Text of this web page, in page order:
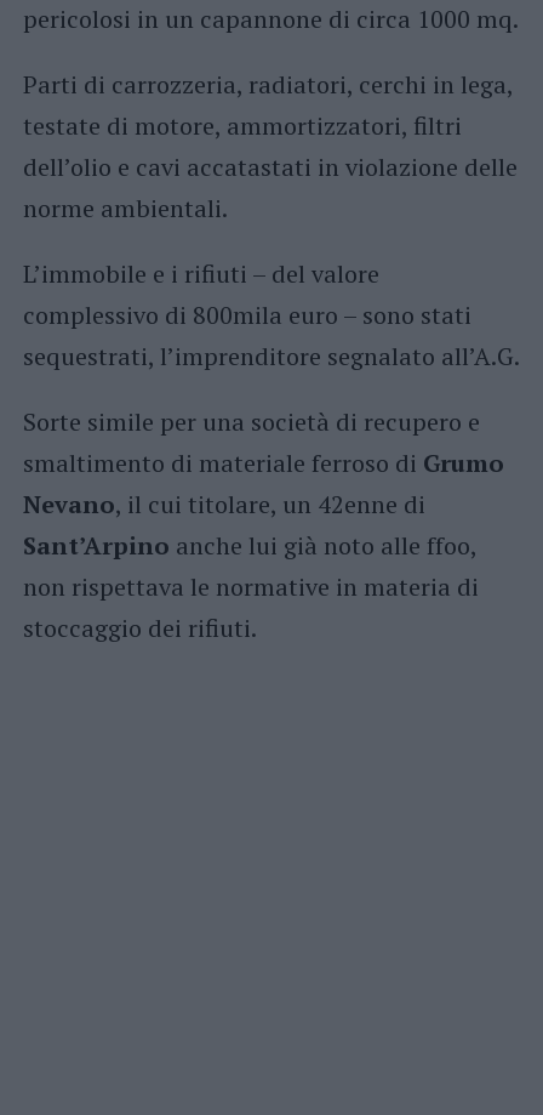
pericolosi in un capannone di circa 1000 mq.
Parti di carrozzeria, radiatori, cerchi in lega,
testate di motore, ammortizzatori, filtri
dell’olio e cavi accatastati in violazione delle
norme ambientali.
L’immobile e i rifiuti – del valore
complessivo di 800mila euro – sono stati
sequestrati, l’imprenditore segnalato all’A.G.
Sorte simile per una società di recupero e
smaltimento di materiale ferroso di Grumo
Nevano, il cui titolare, un 42enne di
Sant’Arpino anche lui già noto alle ffoo,
non rispettava le normative in materia di
stoccaggio dei rifiuti.